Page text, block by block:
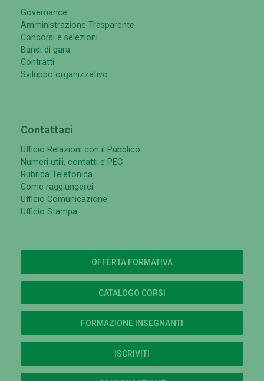
Governance
Amministrazione Trasparente
Concorsi e selezioni
Bandi di gara
Contratti
Sviluppo organizzativo
Contattaci
Ufficio Relazioni con il Pubblico
Numeri utili, contatti e PEC
Rubrica Telefonica
Come raggiungerci
Ufficio Comunicazione
Ufficio Stampa
OFFERTA FORMATIVA
CATALOGO CORSI
FORMAZIONE INSEGNANTI
ISCRIVITI